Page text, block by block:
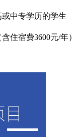
中专学历的学生
住宿费3600元/年）